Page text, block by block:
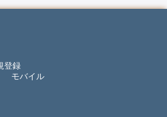
登録
モバイル